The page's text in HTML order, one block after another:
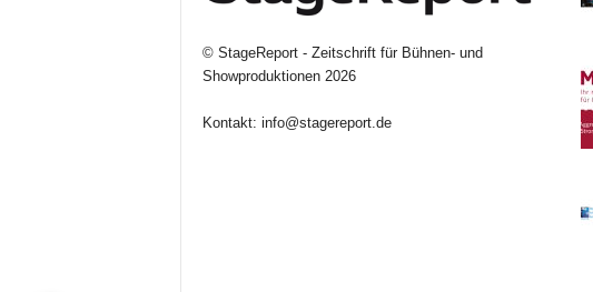
© StageReport - Zeitschrift für Bühnen- und
Showproduktionen2026
Kontakt: info@stagereport.de